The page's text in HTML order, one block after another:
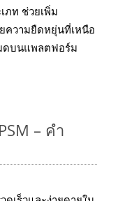
ภท ช่วยเพิ่ม
ความยืดหยุ่นที่เหนือ
ดบนแพลตฟอร์ม
– คำ